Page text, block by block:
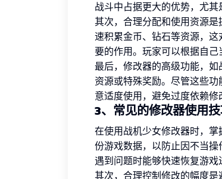
战斗中占据更大的优势，尤
其次，合理分配和使用资源
速积累金币、钻石等资源，
要的作用。玩家可以根据自己
最后，修改器的高级功能，
资源或特殊奖励。尽管这些
意适度使用，避免过度依赖修
3、常见的修改器使用
在使用战机少女修改器时，
份游戏数据，以防止因不当
遇到问题时能够快速恢复游戏
其次，合理控制修改的幅度